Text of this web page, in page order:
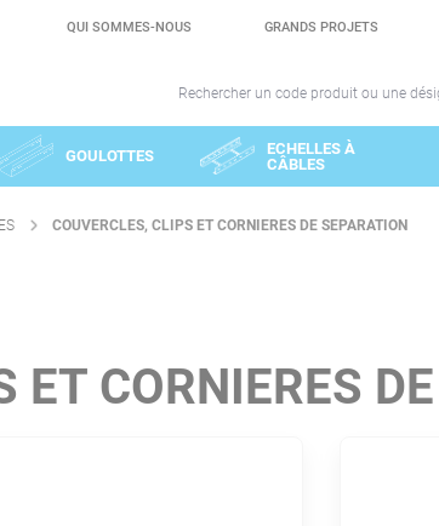
QUI SOMMES-NOUS GRANDS PROJETS
Rechercher un code produit ou une
GOULOTTES
ECHELLES À
CÂBLES
COUVERCLES, CLIPS ET CORNIERES DE SEPARATION
ET CORNIERES